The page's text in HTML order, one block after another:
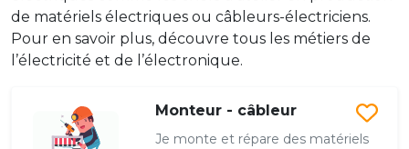
de matériels électriques ou câbleurs-électriciens.
Pour en savoir plus, découvre tous les métiers de
l’électricité et de l’électronique.
Monteur - câbleur
Je monte et répare des matériels